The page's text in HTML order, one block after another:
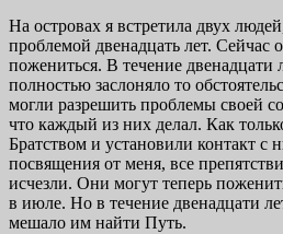
На островах я встретила двух
проблемой двенадцать лет. Сейчас
пожениться. В течение
полностью заслоняло то
могли разрешить проблемы своей
что каждый из них делал. Как
Братством и установили контакт с
посвящения от меня, все
исчезли. Они могут теперь
в июле. Но в течение двенадцати
мешало им найти Путь.